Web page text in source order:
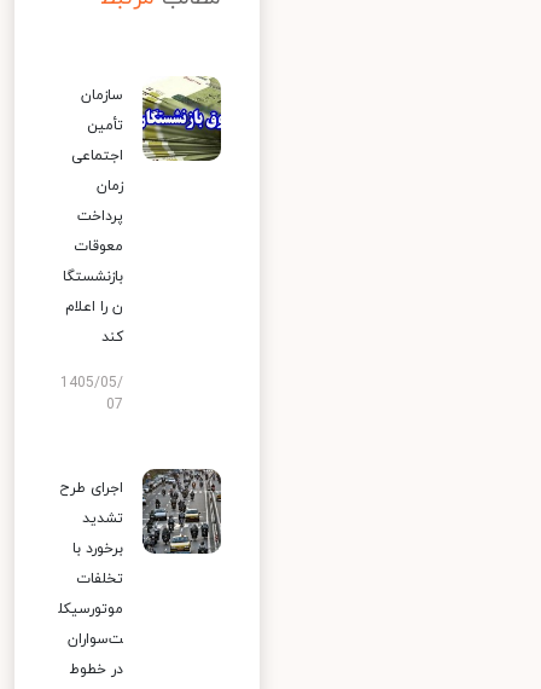
سازمان
تأمین
اجتماعی
زمان
پرداخت
معوقات
بازنشستگا
ن را اعلام
کند
1405/05/
07
اجرای طرح
تشدید
برخورد با
تخلفات
موتورسیکل
ت‌سواران
در خطوط